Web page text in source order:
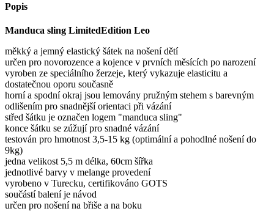
Popis
Manduca sling LimitedEdition Leo
měkký a jemný elastický šátek na nošení dětí
určen pro novorozence a kojence v prvních měsících po narození
vyroben ze speciálního žerzeje, který vykazuje elasticitu a
dostatečnou oporu současně
horní a spodní okraj jsou lemovány pružným stehem s barevným
odlišením pro snadnější orientaci při vázání
střed šátku je označen logem "manduca sling"
konce šátku se zúžují pro snadné vázání
testován pro hmotnost 3,5-15 kg (optimální a pohodlné nošení do
9kg)
jedna velikost 5,5 m délka, 60cm šířka
jednotlivé barvy v melange provedení
vyrobeno v Turecku, certifikováno GOTS
součástí balení je návod
určen pro nošení na břiše a na boku